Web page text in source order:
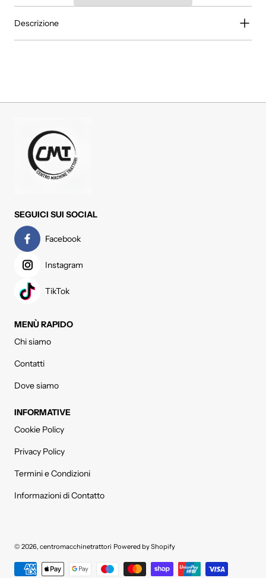
Descrizione
SEGUICI SUI SOCIAL
Facebook
Instagram
TikTok
MENÙ RAPIDO
Chi siamo
Contatti
Dove siamo
INFORMATIVE
Cookie Policy
Privacy Policy
Termini e Condizioni
Informazioni di Contatto
© 2026, centromacchinetrattori Powered by Shopify
Metodi di pagamento